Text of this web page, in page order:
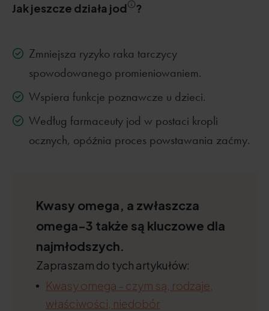
Jak jeszcze działa jod ?
Zmniejsza ryzyko raka tarczycy
spowodowanego promieniowaniem.
Wspiera funkcje poznawcze u dzieci.
Według farmaceuty jod w postaci kropli
ocznych, opóźnia proces powstawania zaćmy.
Kwasy omega, a zwłaszcza
omega-3 także są kluczowe dla
najmłodszych.
Zapraszam do tych artykułów:
Kwasy omega – czym są, rodzaje,
właściwości, niedobór